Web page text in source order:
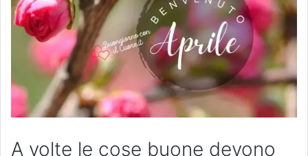
A volte le cose buone devono